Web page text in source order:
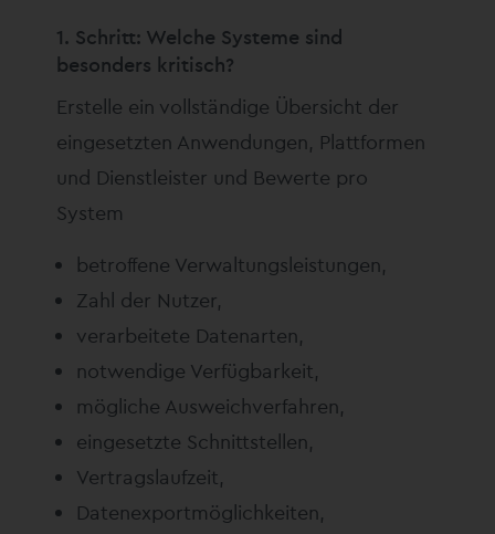
1. Schritt: Welche Systeme sind
besonders kritisch?
Erstelle ein vollständige Übersicht der
eingesetzten Anwendungen, Plattformen
und Dienstleister und Bewerte pro
System
betroffene Verwaltungsleistungen,
Zahl der Nutzer,
verarbeitete Datenarten,
notwendige Verfügbarkeit,
mögliche Ausweichverfahren,
eingesetzte Schnittstellen,
Vertragslaufzeit,
Datenexportmöglichkeiten,